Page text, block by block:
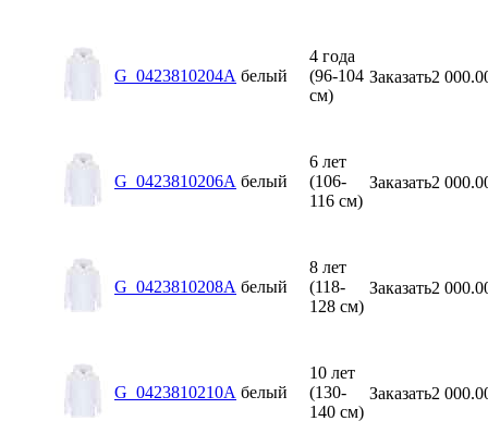
G_0423810204A белый
4 года
(96-104
см)
Заказать2
G_0423810206A белый
6 лет
(106-
116 см)
Заказать2
G_0423810208A белый
8 лет
(118-
128 см)
Заказать2
G_0423810210A белый
10 лет
(130-
140 см)
Заказать2